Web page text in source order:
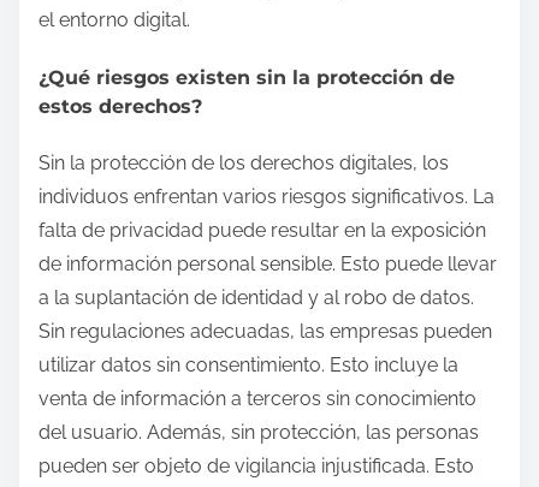
el entorno digital.
¿Qué riesgos existen sin la protección de
estos derechos?
Sin la protección de los derechos digitales, los
individuos enfrentan varios riesgos significativos. La
falta de privacidad puede resultar en la exposición
de información personal sensible. Esto puede llevar
a la suplantación de identidad y al robo de datos.
Sin regulaciones adecuadas, las empresas pueden
utilizar datos sin consentimiento. Esto incluye la
venta de información a terceros sin conocimiento
del usuario. Además, sin protección, las personas
pueden ser objeto de vigilancia injustificada. Esto